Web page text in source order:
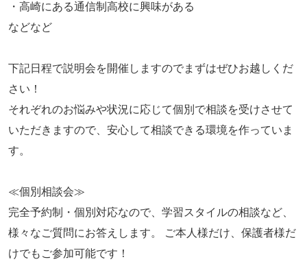
・高崎にある通信制高校に興味がある
などなど
下記日程で説明会を開催しますのでまずはぜひお越しくだ
さい！
それぞれのお悩みや状況に応じて個別で相談を受けさせて
いただきますので、安心して相談できる環境を作っていま
す。
≪個別相談会≫
完全予約制・個別対応なので、学習スタイルの相談など、
様々なご質問にお答えします。 ご本人様だけ、保護者様だ
けでもご参加可能です！